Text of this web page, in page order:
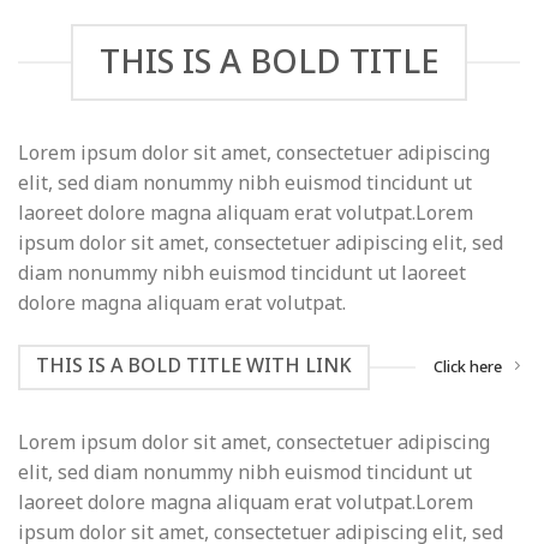
THIS IS A BOLD TITLE
Lorem ipsum dolor sit amet, consectetuer adipiscing
elit, sed diam nonummy nibh euismod tincidunt ut
laoreet dolore magna aliquam erat volutpat.Lorem
ipsum dolor sit amet, consectetuer adipiscing elit, sed
diam nonummy nibh euismod tincidunt ut laoreet
dolore magna aliquam erat volutpat.
THIS IS A BOLD TITLE WITH LINK Click here
Lorem ipsum dolor sit amet, consectetuer adipiscing
elit, sed diam nonummy nibh euismod tincidunt ut
laoreet dolore magna aliquam erat volutpat.Lorem
ipsum dolor sit amet, consectetuer adipiscing elit, sed